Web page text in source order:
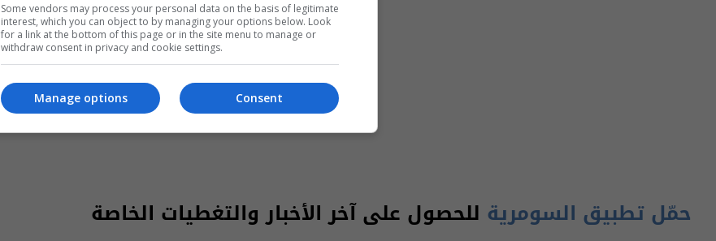
حمّل تطبيق السومرية للحصول على آخر الأخبار والتغطيات الخاصة
Some vendors may process your personal data on the basis of legitimate
interest, which you can object to by managing your options below. Look
for a link at the bottom of this page or in the site menu to manage or
withdraw consent in privacy and cookie settings.
Consent
Manage options